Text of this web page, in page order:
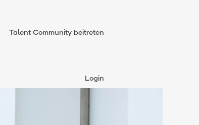
Talent Community beitreten
Login